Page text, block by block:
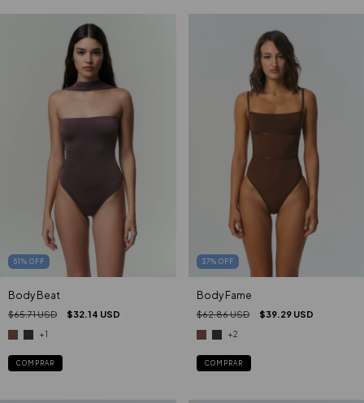
51 % OFF
Body Beat
$65.71 USD $32.14 USD
+1
COMPRAR
37% OFF
Body Fame
$62.86 USD $39.29 USD
+2
COMPRAR